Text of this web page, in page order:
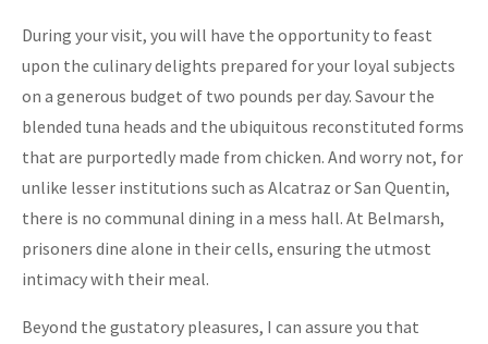
During your visit, you will have the opportunity to feast
upon the culinary delights prepared for your loyal subjects
on a generous budget of two pounds per day. Savour the
blended tuna heads and the ubiquitous reconstituted forms
that are purportedly made from chicken. And worry not, for
unlike lesser institutions such as Alcatraz or San Quentin,
there is no communal dining in a mess hall. At Belmarsh,
prisoners dine alone in their cells, ensuring the utmost
intimacy with their meal.
Beyond the gustatory pleasures, I can assure you that